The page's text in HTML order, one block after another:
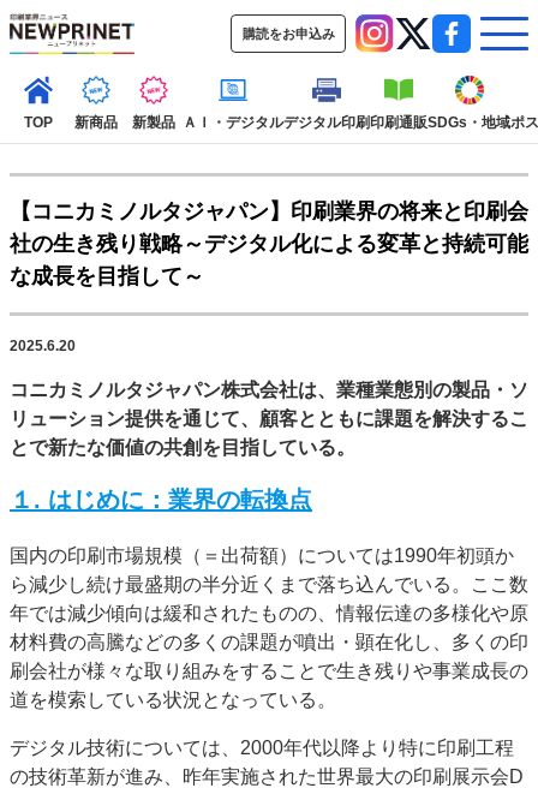
購読をお申込み
TOP 新商品 新製品 ＡＩ・デジタルデジタル印刷印刷通販SDGs・地域ポ
インデックス
TOP
新着記事
コレクション
カテゴリー一覧
ＡＩ・デジタル デジタル印刷 印刷通販
SDGs・地
ポストプレス
ビジネス イベント 信用情報 業界
市場・統計
人事・移転・異動・訃報
特集記事カテゴリー一覧
特集・デジタル印刷 アイデアで勝負！ ～多様なビジネス・多彩な商材～
JAPAN PACK 2023 特集
中古印刷機・製本機特集
2022 検査・校正特集
特集・デジタル印刷 ～ 新成長軌道を描く
案内
運営
【コニカミノルタジャパン】印刷業界の将来と印刷会
社の生き残り戦略～デジタル化による変革と持続可能
な成長を目指して～
2025.6.20
コニカミノルタジャパン株式会社は、業種業態別の製品・ソ
リューション提供を通じて、顧客とともに課題を解決するこ
とで新たな価値の共創を目指している。
１. はじめに：業界の転換点
国内の印刷市場規模（＝出荷額）については1990年初頭か
ら減少し続け最盛期の半分近くまで落ち込んでいる。ここ数
年では減少傾向は緩和されたものの、情報伝達の多様化や原
材料費の高騰などの多くの課題が噴出・顕在化し、多くの印
刷会社が様々な取り組みをすることで生き残りや事業成長の
道を模索している状況となっている。
デジタル技術については、2000年代以降より特に印刷工程
の技術革新が進み、昨年実施された世界最大の印刷展示会D